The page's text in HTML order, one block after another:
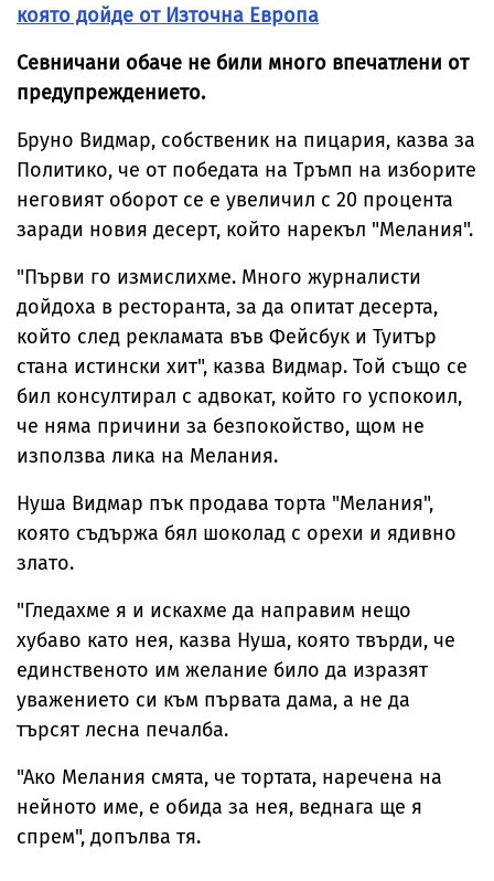
която дойде от Източна Европа
Севничани обаче не били много впечатлени от
предупреждението.
Бруно Видмар, собственик на пицария, казва за
Политико, че от победата на Тръмп на изборите
неговият оборот се е увеличил с 20 процента
заради новия десерт, който нарекъл "Мелания".
"Първи го измислихме. Много журналисти
дойдоха в ресторанта, за да опитат десерта,
който след рекламата във Фейсбук и Туитър
стана истински хит", казва Видмар. Той също се
бил консултирал с адвокат, който го успокоил,
че няма причини за безпокойство, щом не
използва лика на Мелания.
Нуша Видмар пък продава торта "Мелания",
която съдържа бял шоколад с орехи и ядивно
злато.
"Гледахме я и искахме да направим нещо
хубаво като нея, казва Нуша, която твърди, че
единственото им желание било да изразят
уважението си към първата дама, а не да
търсят лесна печалба.
"Ако Мелания смята, че тортата, наречена на
нейното име, е обида за нея, веднага ще я
спрем", допълва тя.